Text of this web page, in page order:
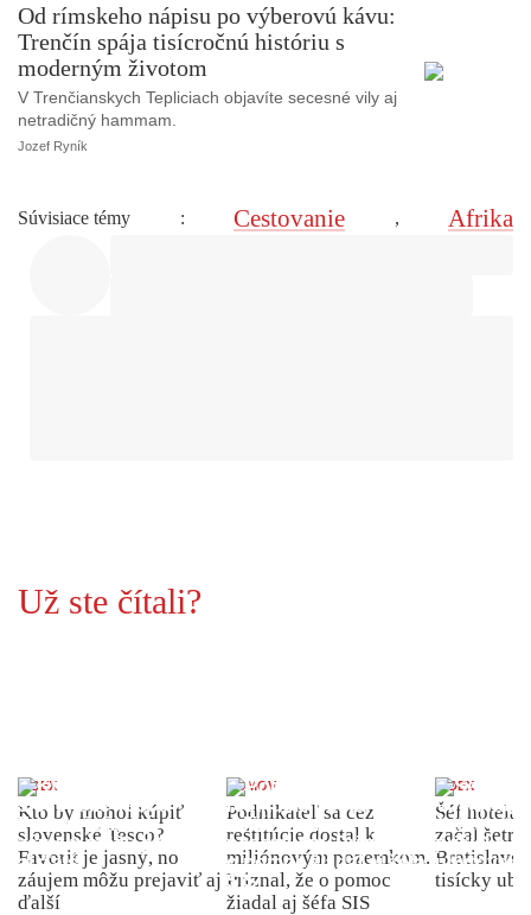
Od rímskeho nápisu po výberovú kávu:
Trenčín spája tisícročnú históriu s
moderným životom
V Trenčianskych Tepliciach objavíte secesné vily aj
netradičný hammam.
Jozef Ryník
Súvisiace témy : Cestovanie , Afrika
Už ste čítali?
INDEX
Kto by mohol kúpiť
slovenské Tesco?
Favorit je jasný, no
záujem môžu prejaviť aj
ďalší
DOMOV
Podnikateľ sa cez
reštitúcie dostal k
miliónovým pozemkom.
Priznal, že o pomoc
žiadal aj šéfa SIS
INDEX
Šéf
začal
Bratislave
tisícky